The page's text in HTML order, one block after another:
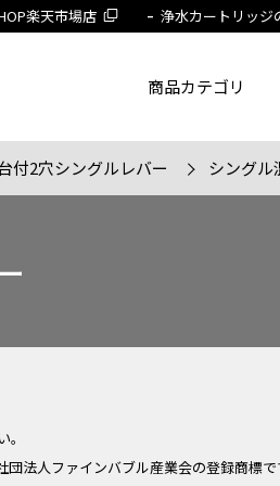
節湯水栓製品だけ
商品カテゴリ
楽天市場店 浄水カートリッジ
付2穴シングルレバー シング
法人ファインバブル産業会の登録商標で